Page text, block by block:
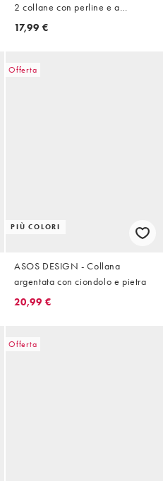
2 collane con perline e a
catenina color oro
17,99 €
Offerta
PIÙ COLORI
ASOS DESIGN - Collana
argentata con ciondolo e pietra
20,99 €
Offerta